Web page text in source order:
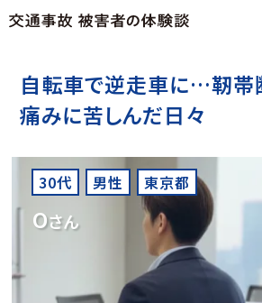
自転車で逆走車に…靭帯
痛みに苦しんだ日々
30代 男性 東京都
Oさん